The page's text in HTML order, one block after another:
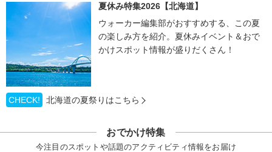
夏休み特集2026【北海道】
ウォーカー編集部がおすすめする、この夏
の楽しみ方を紹介。夏休みイベント＆おで
かけスポット情報が盛りだくさん！
CHECK! 北海道の夏祭りはこちら
おでかけ特集
今注目のスポットや話題のアクティビティ情報をお届け